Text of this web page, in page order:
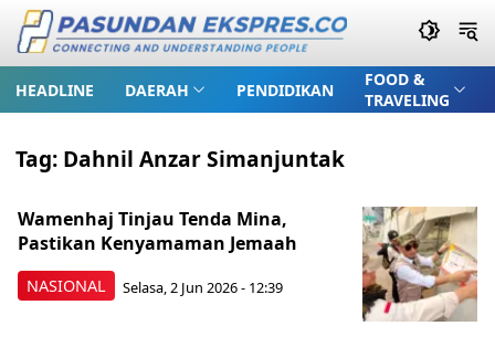
HEADLINE DAERAH PENDIDIKAN
FOOD &
TRAVELING
Tag: Dahnil Anzar Simanjuntak
NASIONAL
Wamenhaj Tinjau Tenda Mina,
Pastikan Kenyamaman Jemaah
Selasa, 2 Jun 2026 - 12:39